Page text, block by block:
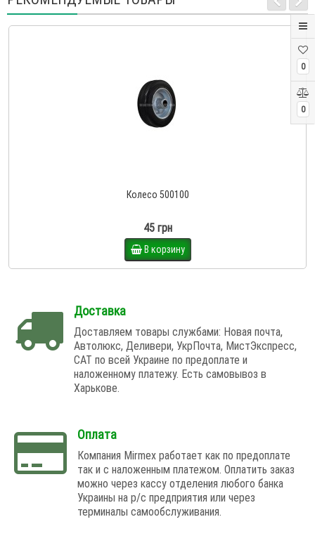
0
0
Колесо 500100
45 грн
В корзину
Доставка
Доставляем товары службами: Новая почта,
Автолюкс, Деливери, УкрПочта, МистЭкспресс,
САТ по всей Украине по предоплате и
наложенному платежу. Есть самовывоз в
Харькове.
Оплата
Компания Mirmex работает как по предоплате
так и с наложенным платежом. Оплатить заказ
можно через кассу отделения любого банка
Украины на р/с предприятия или через
терминалы самообслуживания.